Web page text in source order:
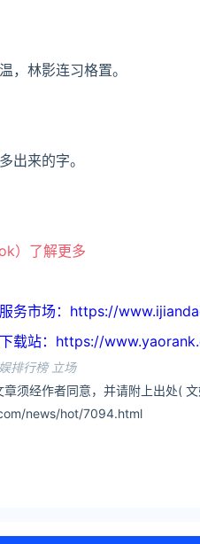
，林影连习格置。
出来的字。
）了解更多
务市场：https://
载站：https://
排行榜 立场
须经作者同意，并请附上出处( 文
news/hot/7094.html